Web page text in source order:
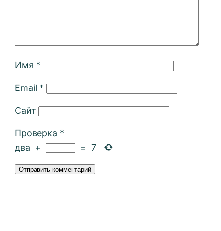
Имя *
Email *
Сайт
Проверка *
два + = 7